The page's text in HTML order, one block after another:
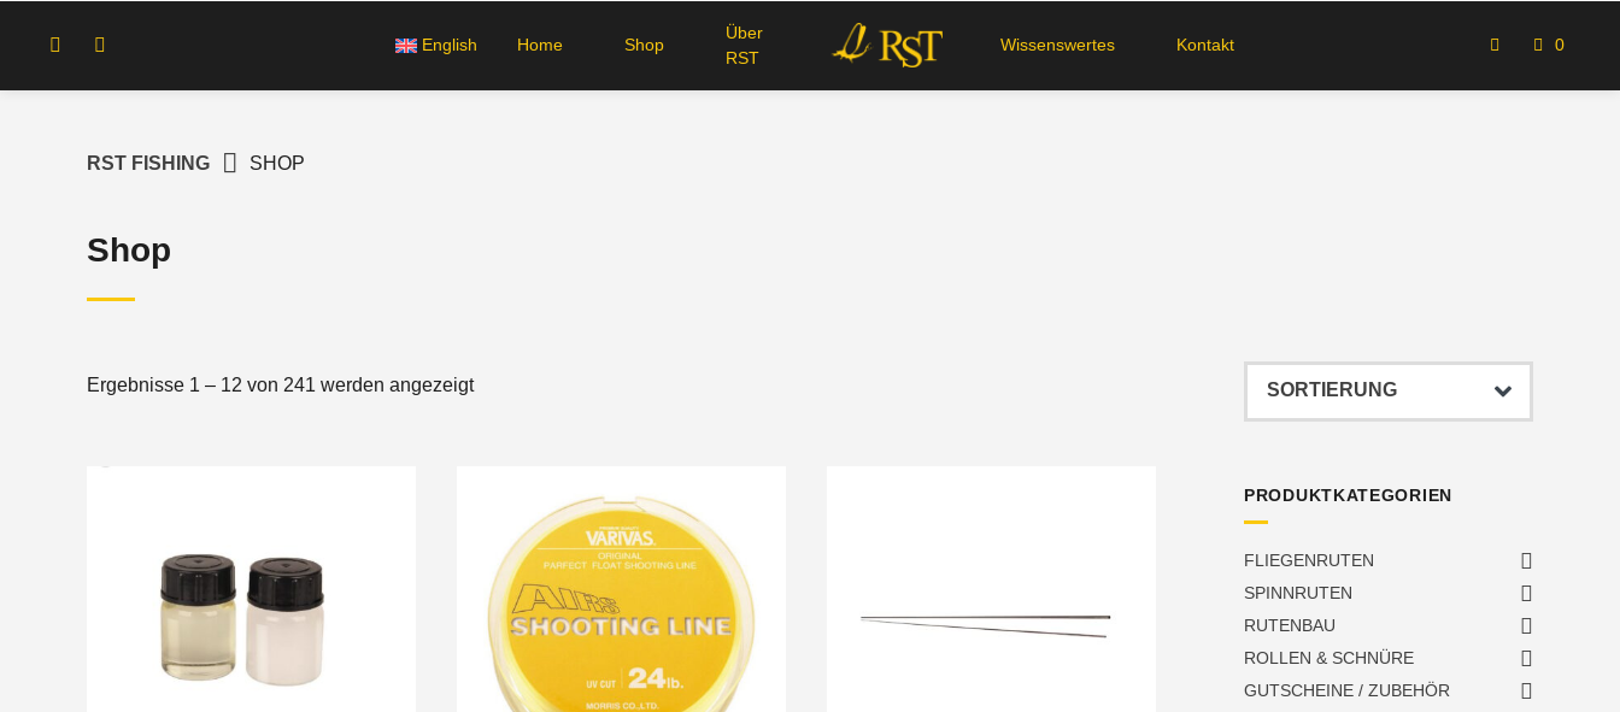
English Home Shop
Über
RST
Wissenswertes Kontakt 0
RST FISHING SHOP
Shop
Ergebnisse 1 – 12 von 241 werden angezeigt
PRODUKTKATEGORIEN
FLIEGENRUTEN
SPINNRUTEN
RUTENBAU
ROLLEN & SCHNÜRE
GUTSCHEINE / ZUBEHÖR